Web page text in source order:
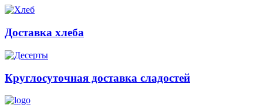
Доставка хлеба
Круглосуточная доставка сладостей